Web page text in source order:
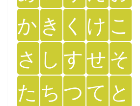
か き く け こ
さ し すせ そ
た ち つ て と